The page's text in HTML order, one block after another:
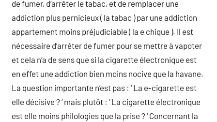
de fumer, d’arrêter le tabac, et de remplacer une
addiction plus pernicieux ( la tabac ) par une addiction
appartement moins préjudiciable ( la e chique ). Il est
nécessaire d’arrêter de fumer pour se mettre à vapoter
et cela n’a de sens que si la cigarette électronique est
en effet une addiction bien moins nocive que la havane.
La question importante n’est pas : ‘ La e-cigarette est
elle décisive ? ‘ mais plutôt : ‘ La cigarette électronique
est elle moins philologies que la prise ? ‘ Concernant la